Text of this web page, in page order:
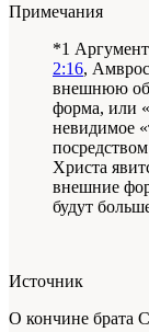
Примечания
*1 Аргумент
2:16,
внешнюю
форма, или
невидимое
Христа
внешние
будут
Источник
О кончине брата